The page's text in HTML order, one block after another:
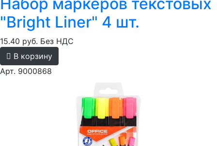
"Bright Liner" 4 шт.
15.40 руб. Без НДС
В корзину
Арт. 9000868